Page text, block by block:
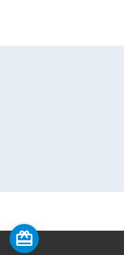
card_giftcard